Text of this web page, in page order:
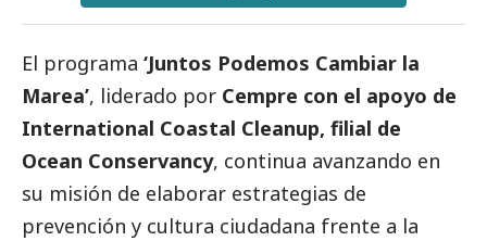
El programa ‘Juntos Podemos Cambiar la
Marea’, liderado por Cempre con el apoyo de
International Coastal Cleanup, filial de
Ocean Conservancy, continua avanzando en
su misión de elaborar estrategias de
prevención y cultura ciudadana frente a la